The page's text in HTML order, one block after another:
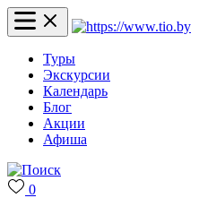
Туры
Экскурсии
Календарь
Блог
Акции
Афиша
0